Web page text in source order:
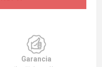
Garancia